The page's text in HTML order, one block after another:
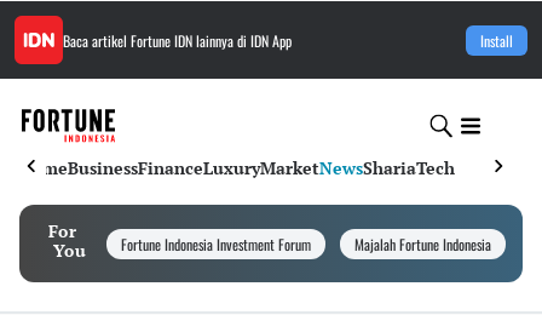
Baca artikel Fortune IDNlainnya di IDN App Install
HomeBusinessFinanceLuxuryMarketNewsShariaTech
For
You
Fortune Indonesia Investment Forum Majalah Fortune Indonesia